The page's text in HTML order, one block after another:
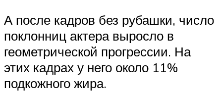
А после кадров без рубашки, число
поклонниц актера выросло в
геометрической прогрессии. На
этих кадрах у него около 11%
подкожного жира.